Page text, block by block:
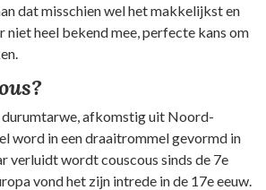
dat misschien wel het makkelijkst en
niet heel bekend mee, perfecte kans om
afkomstig uit Noord-
word in een draaitrommel gevormd in
verluidt wordt couscous sinds de 7e
vond het zijn intrede in de 17e eeuw.